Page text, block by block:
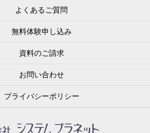
よくあるご質問
無料体験申し込み
資料のご請求
お問い合わせ
プライバシーポリシー